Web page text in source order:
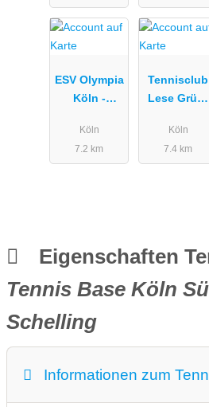
ESV Olympia
Köln -
dion"
Köln
7.2 km
Tennisclub
Lese Grün-
e.V.
Sekretariat
Köln
7.4 km
Eigenschaften
Tennis Base Köln
Schelling
Informationen zum